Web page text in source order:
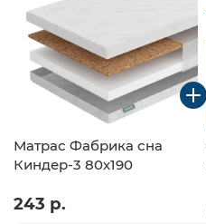
Матрас Фабрика сна
Киндер-3 80х190
243 р.